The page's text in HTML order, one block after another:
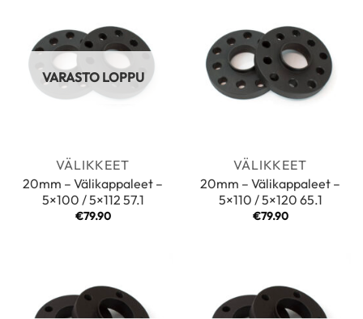
VARASTO LOPPU
VÄLIKKEET
20mm – Välikappaleet –
5×100 / 5×112 57.1
€79.90
VÄLIKKEET
20mm – Välikappaleet –
5×110 / 5×120 65.1
€79.90